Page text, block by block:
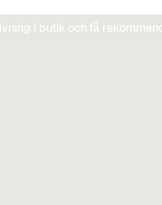
i butik och få